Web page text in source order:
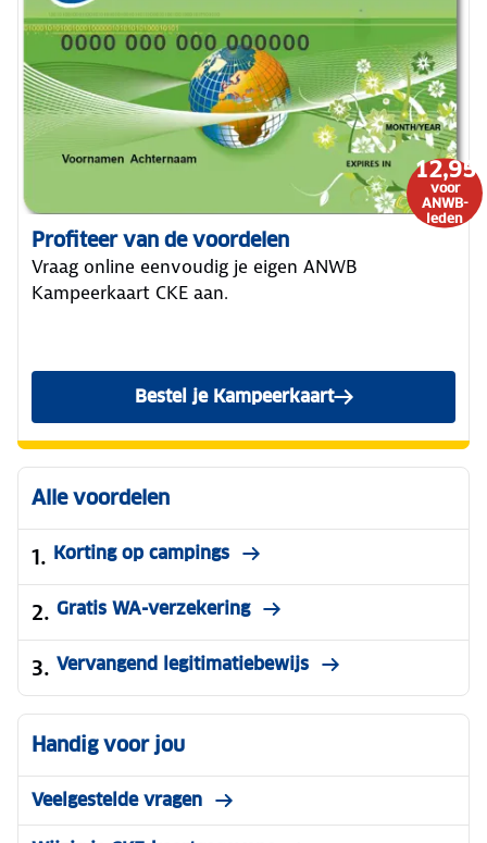
12,95
voor
ANWB-
leden
Profiteer van de voordelen
Vraag online eenvoudig je eigen ANWB
Kampeerkaart CKE aan.
Bestel je Kampeerkaart
Alle voordelen
Korting op campings
Gratis WA-verzekering
Vervangend legitimatiebewijs
Handig voor jou
Veelgestelde vragen